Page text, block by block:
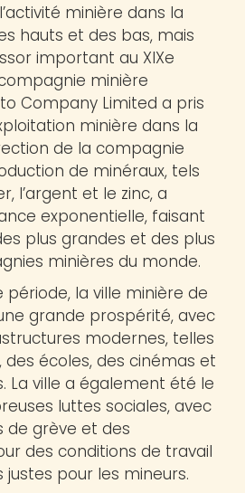
minière dans la
hauts et des bas, mais
important au XIXe
minière
Company Limited a pris
minière dans la
de la compagnie
de minéraux, tels
l’argent et le zinc, a
exponentielle, faisant
plus grandes et des plus
minières du monde.
la ville minière de
grande prospérité, avec
modernes, telles
des écoles, des cinémas et
La ville a également été le
luttes sociales, avec
de grève et des
des conditions de travail
pour les mineurs.